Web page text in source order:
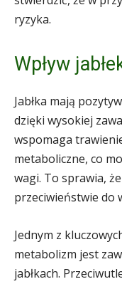
ryzyka.
Wpływ
Jabłka mają
dzięki wysokiej
wspomaga
metaboliczne, co
wagi. To sprawia,
przeciwieństwie do
Jednym z
metabolizm jest
jabłkach.